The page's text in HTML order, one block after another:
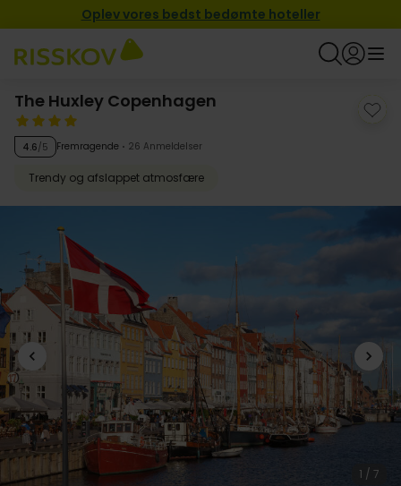
Oplev vores bedst bedømte hoteller
The Huxley Copenhagen
4.6/5 Fremragende 26 Anmeldelser
Trendy og afslappet atmosfære
1 / 7